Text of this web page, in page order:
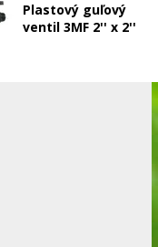
Plastový guľový
ventil 3MF 2'' x 2''